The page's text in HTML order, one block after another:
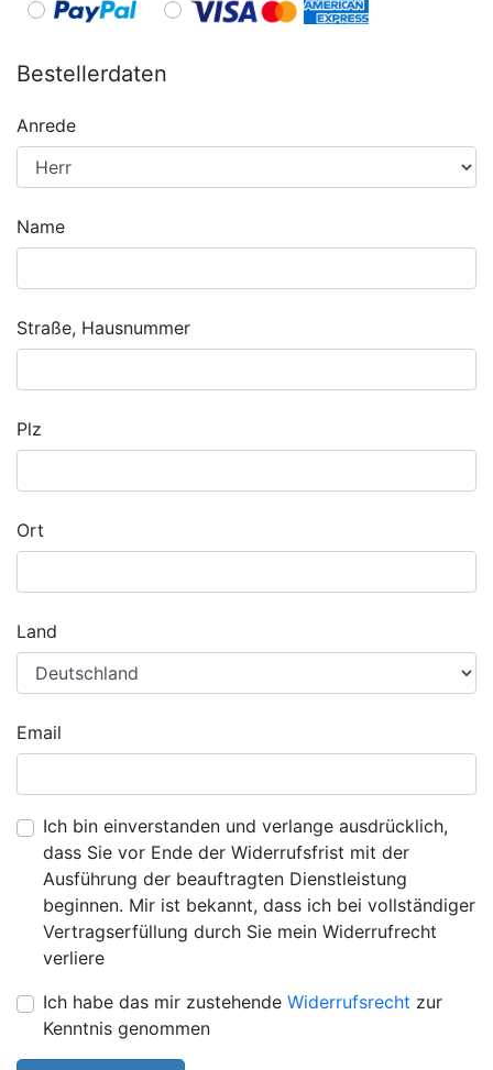
Bestellerdaten
Anrede
Name
Straße, Hausnummer
Plz
Ort
Land
Email
Ich bin einverstanden und verlange ausdrücklich,
dass Sie vor Ende der Widerrufsfrist mit der
Ausführung der beauftragten Dienstleistung
beginnen. Mir ist bekannt, dass ich bei vollständiger
Vertragserfüllung durch Sie mein Widerrufrecht
verliere
Ich habe das mir zustehende Widerrufsrecht zur
Kenntnis genommen